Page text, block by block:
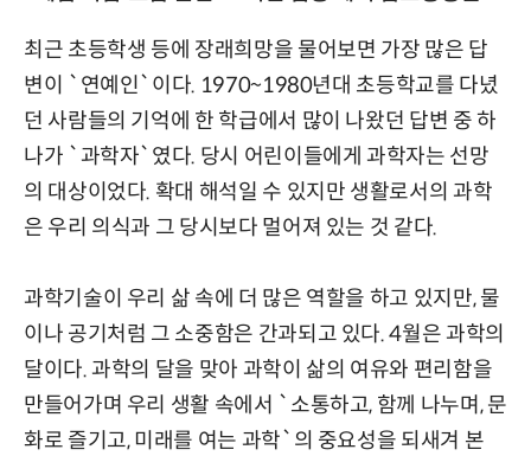
최근 초등학생 등에 장래희망을 물어보면 가장 많은 답
변이 `연예인`이다. 1970~1980년대 초등학교를 다녔
던 사람들의 기억에 한 학급에서 많이 나왔던 답변 중 하
나가 `과학자`였다. 당시 어린이들에게 과학자는 선망
의 대상이었다. 확대 해석일 수 있지만 생활로서의 과학
은 우리 의식과 그 당시보다 멀어져 있는 것 같다.
과학기술이 우리 삶 속에 더 많은 역할을 하고 있지만, 물
이나 공기처럼 그 소중함은 간과되고 있다. 4월은 과학의
달이다. 과학의 달을 맞아 과학이 삶의 여유와 편리함을
만들어가며 우리 생활 속에서 `소통하고, 함께 나누며, 문
화로 즐기고, 미래를 여는 과학`의 중요성을 되새겨 본